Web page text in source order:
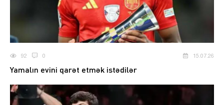
92 0 15.07.26
Yamalın evini qarət etmək istədilər